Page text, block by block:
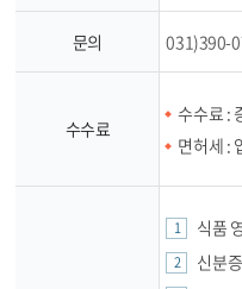
문의 031)390-
수수료
수수료 :
면허세 :
식품
신분증